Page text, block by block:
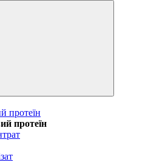
протеїн
протеїн